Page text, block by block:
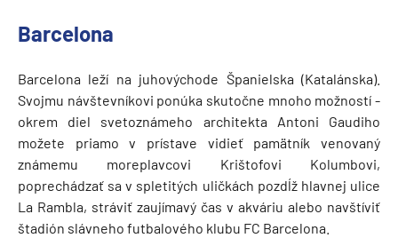
Barcelona
Barcelona leží na juhovýchode Španielska (Katalánska).
Svojmu návštevníkovi ponúka skutočne mnoho možností -
okrem diel svetoznámeho architekta Antoni Gaudiho
možete priamo v prístave vidieť pamätník venovaný
známemu moreplavcovi Krištofovi Kolumbovi,
poprechádzať sa v spletitých uličkách pozdĺž hlavnej ulice
La Rambla, stráviť zaujímavý čas v akváriu alebo navštíviť
štadión slávneho futbalového klubu FC Barcelona.